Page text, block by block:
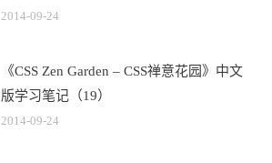
2014-09-24
《CSS Zen Garden – CSS禅意花园》中文
版学习笔记（19）
2014-09-24